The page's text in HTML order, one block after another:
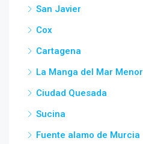
San Javier
Cox
Cartagena
La Manga del Mar Menor
Ciudad Quesada
Sucina
Fuente alamo de Murcia